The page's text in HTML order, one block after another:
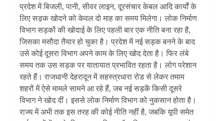
प्रदेश में बिजली, पानी, सीवर लाइन, दूरसंचार केबल आदि कार्यों के
लिए सड़क खोदने को केवल दो माह का समय मिलेगा। लोक निर्माण
विभाग सड़कों की खोदाई के लिए पहली बार एक नीति बना रहा है,
जिसका मसौदा तैयार हो चुका है। प्रदेश में नई सड़क बनने के बाद
उसे कोई दूसरा विभाग अपने काम के लिए खोद देता है। फिर लंबे
समय तक उस सड़क पर यातायात प्रभावित रहता है। लोग परेशान
रहते हैं। राजधानी देहरादून में सहस्त्रधारा रोड से लेकर तमाम
शहरों में ऐसे मामले सामने आ रहे हैं, जब नई सड़कें किसी दूसरे
विभाग ने खोद दीं। इससे लोक निर्माण विभाग को नुकसान होता है।
राज्य में अभी तक इस तरह की कोई नीति नहीं है, जबकि यूपी समेत